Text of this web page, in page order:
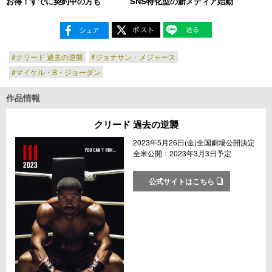
#クリード 過去の逆襲
#ジョナサン・メジャース
#マイケル・B・ジョーダン
作品情報
クリード 過去の逆襲
2023年5月26日(金)全国劇場公開決定
全米公開：2023年3月3日予定
公式サイトはこちら